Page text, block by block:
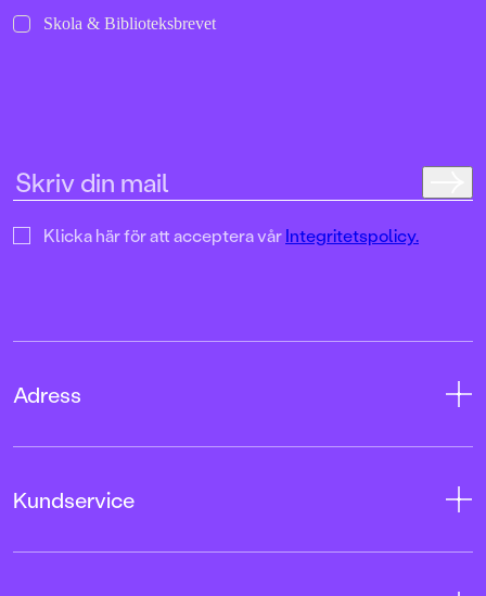
Skola & Biblioteksbrevet
Klicka här för att acceptera vårIntegritetspolicy.
Adress
Kundservice